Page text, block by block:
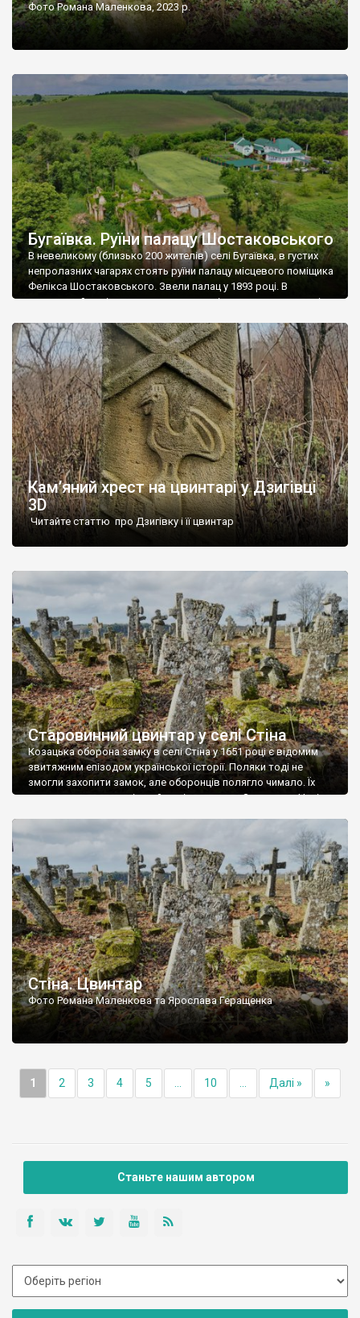
Фото Романа Маленкова, 2023 р.
Бугаївка. Руїни палацу Шостаковського
В невеликому (близько 200 жителів) селі Бугаївка, в густих
непролазних чагарях стоять руїни палацу місцевого поміщика
Фелікса Шостаковського. Звели палац у 1893 році. В
радянський період у ньому спочатку містилася школа, потім
століття тут розмістили туберкульозну лікарню. Коли із
палацу виїхала лікарня – ми точно не […]
Кам’яний хрест на цвинтарі у Дзигівці
3D
Читайте статтю про Дзигівку і її цвинтар
Старовинний цвинтар у селі Стіна
Козацька оборона замку в селі Стіна у 1651 році є відомим
звитяжним епізодом української історії. Поляки тоді не
змогли захопити замок, але оборонців полягло чимало. Їх
поховали на цвинтарі, який тоді називався Замковим. Нині на
ньому чимало хрестів 19 століття, є такі, де епітафії стер […]
Стіна. Цвинтар
Фото Романа Маленкова та Ярослава Геращенка
1 2 3 4 5 10 Далі » »
Станьте нашим автором